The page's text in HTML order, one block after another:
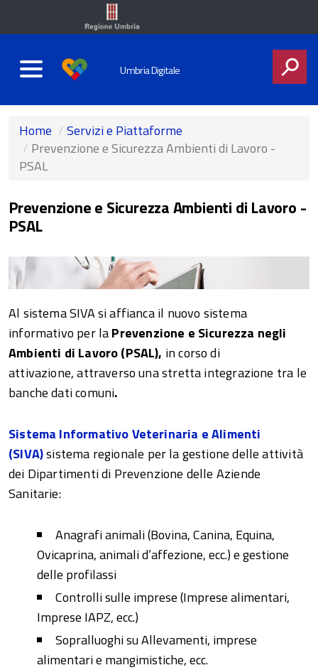
Umbria Digitale
Home
Servizi e Piattaforme
Prevenzione e Sicurezza Ambienti di Lavoro -
PSAL
Prevenzione e Sicurezza Ambienti di Lavoro -
PSAL
Al sistema SIVA si affianca il nuovo sistema
informativo per laPrevenzione e Sicurezza negli
Ambienti di Lavoro (PSAL), in corso di
attivazione, attraverso una stretta integrazione tra le
banche dati comuni.
Sistema Informativo Veterinaria e Alimenti
(SIVA)sistema regionale per la gestione delle attività
dei Dipartimenti di Prevenzione delle Aziende
Sanitarie:
Anagrafi animali (Bovina, Canina, Equina,
Ovicaprina, animali d’affezione, ecc.) e gestione
delle profilassi
Controlli sulle imprese (Imprese alimentari,
Imprese IAPZ, ecc.)
Sopralluoghi su Allevamenti, imprese
alimentari e mangimistiche, ecc.